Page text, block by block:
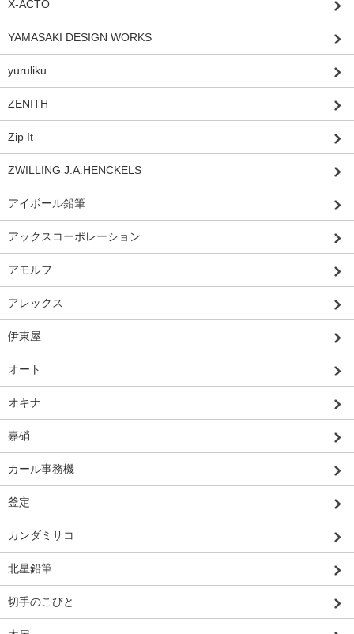
X-ACTO
YAMASAKI DESIGN WORKS
yuruliku
ZENITH
Zip It
ZWILLING J.A.HENCKELS
アイボール鉛筆
アックスコーポレーション
アモルフ
アレックス
伊東屋
オート
オキナ
嘉硝
カール事務機
釜定
カンダミサコ
北星鉛筆
切手のこびと